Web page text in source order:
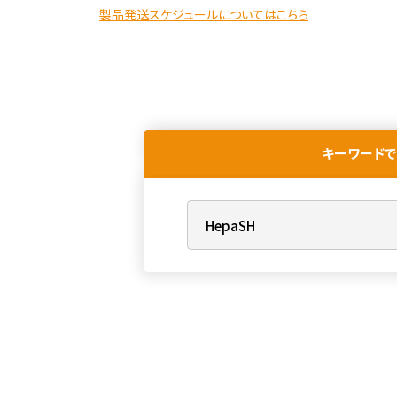
製品発送スケジュールについてはこちら
キーワード